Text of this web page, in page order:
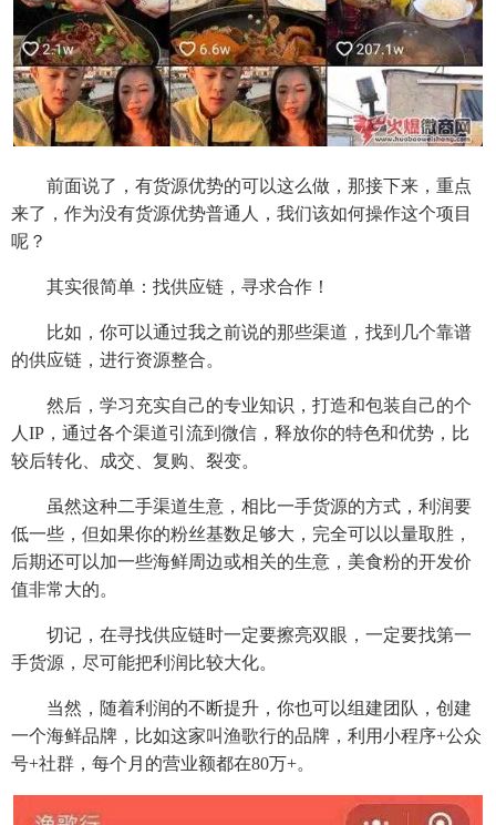
前面说了，有货源优势的可以这么做，那接下来，重点
来了，作为没有货源优势普通人，我们该如何操作这个项目
呢？
其实很简单：找供应链，寻求合作！
比如，你可以通过我之前说的那些渠道，找到几个靠谱
的供应链，进行资源整合。
然后，学习充实自己的专业知识，打造和包装自己的个
人IP，通过各个渠道引流到微信，释放你的特色和优势，比
较后转化、成交、复购、裂变。
虽然这种二手渠道生意，相比一手货源的方式，利润要
低一些，但如果你的粉丝基数足够大，完全可以以量取胜，
后期还可以加一些海鲜周边或相关的生意，美食粉的开发价
值非常大的。
切记，在寻找供应链时一定要擦亮双眼，一定要找第一
手货源，尽可能把利润比较大化。
当然，随着利润的不断提升，你也可以组建团队，创建
一个海鲜品牌，比如这家叫渔歌行的品牌，利用小程序+公众
号+社群，每个月的营业额都在80万+。